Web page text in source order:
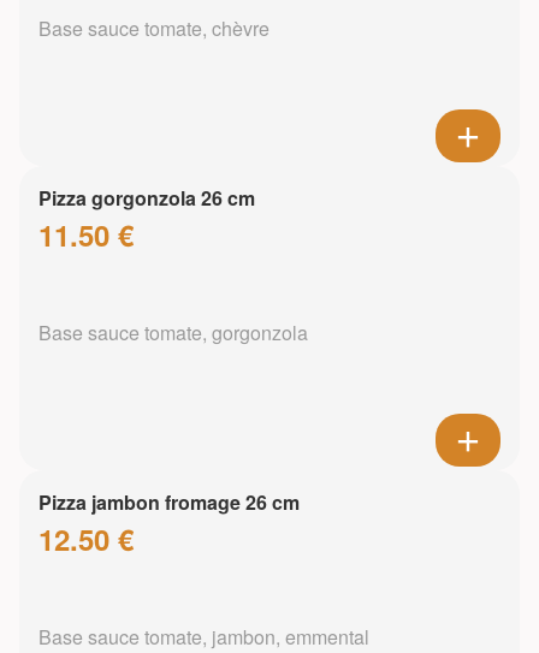
Base sauce tomate, chèvre
Pizza gorgonzola 26 cm
11.50 €
Base sauce tomate, gorgonzola
Pizza jambon fromage 26 cm
12.50 €
Base sauce tomate, jambon, emmental